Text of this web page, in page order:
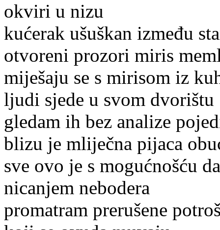
okviri u nizu
kućerak ušuškan između
otvoreni prozori miris
miješaju se s mirisom iz
ljudi sjede u svom dvorištu
gledam ih bez analize
blizu je mliječna pijaca
sve ovo je s mogućnošću
nicanjem nebodera
promatram prerušene